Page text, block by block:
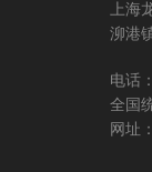
上海
泖港
电话
全国
网址